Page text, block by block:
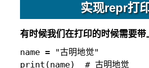
实现repr打
有时候我们在打印的时候需要带
name = "古明地觉"
print(name)  # 古明地觉